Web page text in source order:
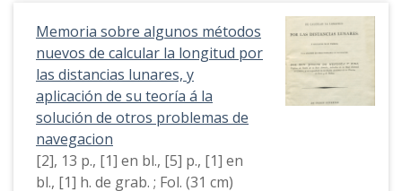
Memoria sobre algunos métodos
nuevos de calcular la longitud por
las distancias lunares, y
aplicación de su teoría á la
solución de otros problemas de
navegacion
[2], 13 p., [1] en bl., [5] p., [1] en
bl., [1] h. de grab. ; Fol. (31 cm)